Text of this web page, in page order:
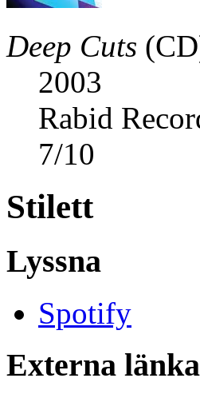
Deep Cuts
2003
Rabid
7/10
Stilett
Lyssna
Spotify
Externa